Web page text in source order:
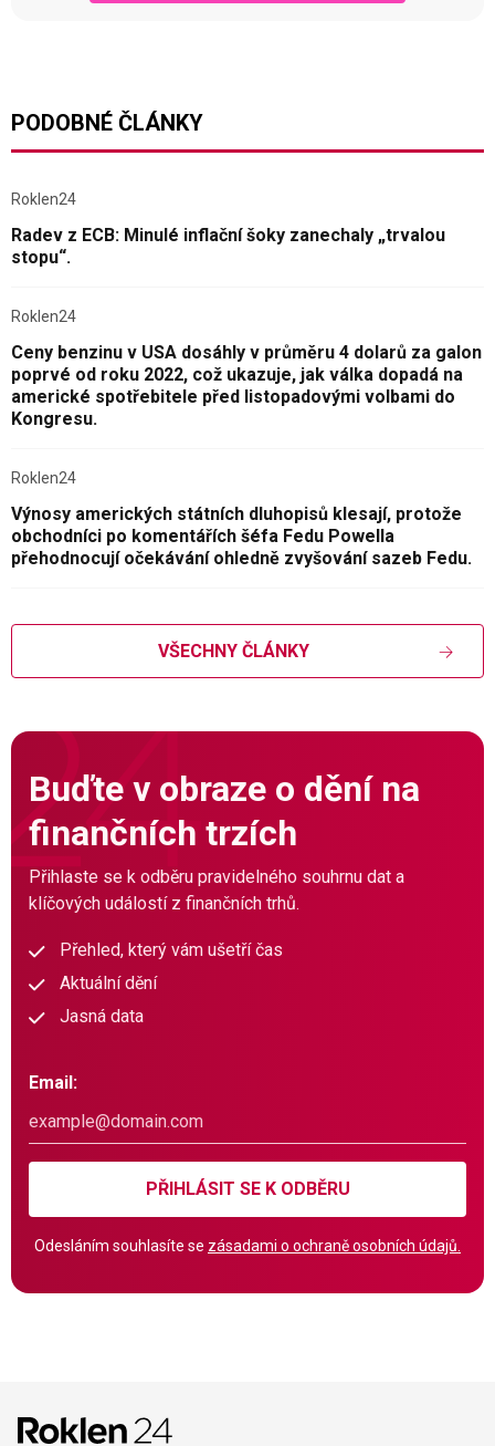
PODOBNÉ ČLÁNKY
Roklen24
Radev z ECB: Minulé inflační šoky zanechaly „trvalou
stopu“.
Roklen24
Ceny benzinu v USA dosáhly v průměru 4 dolarů za galon
poprvé od roku 2022, což ukazuje, jak válka dopadá na
americké spotřebitele před listopadovými volbami do
Kongresu.
Roklen24
Výnosy amerických státních dluhopisů klesají, protože
obchodníci po komentářích šéfa Fedu Powella
přehodnocují očekávání ohledně zvyšování sazeb Fedu.
VŠECHNY ČLÁNKY
Buďte v obraze o dění na
finančních trzích
Přihlaste se k odběru pravidelného souhrnu dat a
klíčových událostí z finančních trhů.
Přehled, který vám ušetří čas
Aktuální dění
Jasná data
Email:
PŘIHLÁSIT SE K ODBĚRU
Odesláním souhlasíte se zásadami o ochraně osobních údajů.